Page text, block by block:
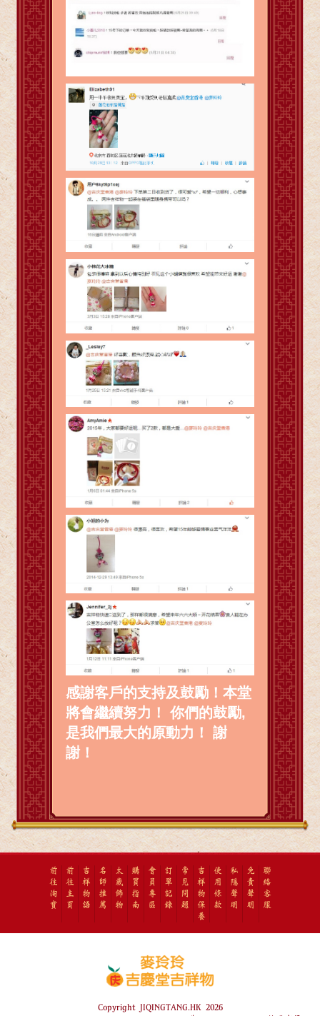
感謝客戶的支持及鼓勵！本堂
將會繼續努力！ 你們的鼓勵,
是我們最大的原動力！ 謝
謝！
前
往
淘
寶
前
往
主
頁
吉
祥
物
語
名
師
推
薦
太
歲
飾
物
購
買
指
南
會
員
專
區
訂
單
記
錄
常
見
問
題
吉
祥
物
保
養
使
用
條
款
私
隱
聲
明
免
責
聲
明
聯
絡
客
服
Copyright JIQINGTANG.HK 2026